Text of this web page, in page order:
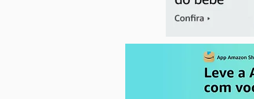
Seu mamilo rachou? Cuidados